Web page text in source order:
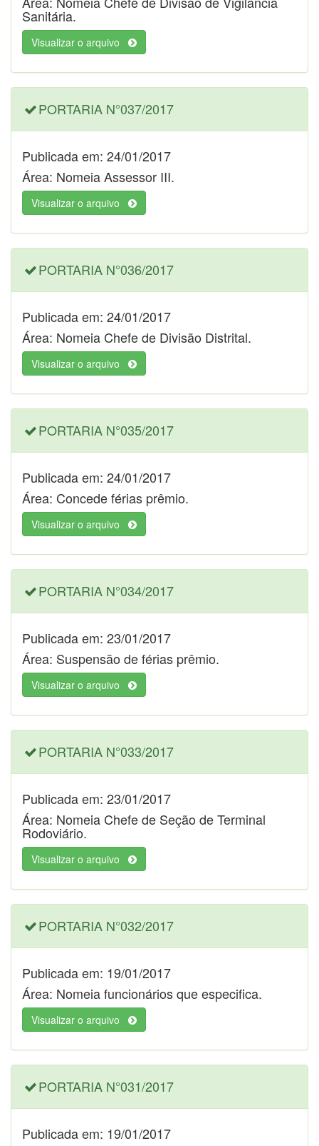
Sanitária.
Visualizar o arquivo
PORTARIA N°037/2017
Publicada em: 24/01/2017
Área: Nomeia Assessor III.
Visualizar o arquivo
PORTARIA N°036/2017
Publicada em: 24/01/2017
Área: Nomeia Chefe de Divisão Distrital.
Visualizar o arquivo
PORTARIA N°035/2017
Publicada em: 24/01/2017
Área: Concede férias prêmio.
Visualizar o arquivo
PORTARIA N°034/2017
Publicada em: 23/01/2017
Área: Suspensão de férias prêmio.
Visualizar o arquivo
PORTARIA N°033/2017
Publicada em: 23/01/2017
Área: Nomeia Chefe de Seção de Terminal
Rodoviário.
Visualizar o arquivo
PORTARIA N°032/2017
Publicada em: 19/01/2017
Área: Nomeia funcionários que especifica.
Visualizar o arquivo
PORTARIA N°031/2017
Publicada em: 19/01/2017